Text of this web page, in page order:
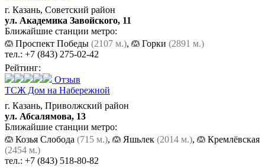
г. Казань, Советский район
ул. Академика Завойского, 11
Ближайшие станции метро:
Проспект Победы (2107 м.), Горки (2891 м.)
тел.: +7 (843) 275-02-42
Рейтинг:
Отзыв
ТСЖ Дом на Набережной
г. Казань, Приволжский район
ул. Абсалямова, 13
Ближайшие станции метро:
Козья Слобода (715 м.), Яшьлек (2014 м.),
Кремлёвская
(2454 м.)
тел.: +7 (843) 518-80-82